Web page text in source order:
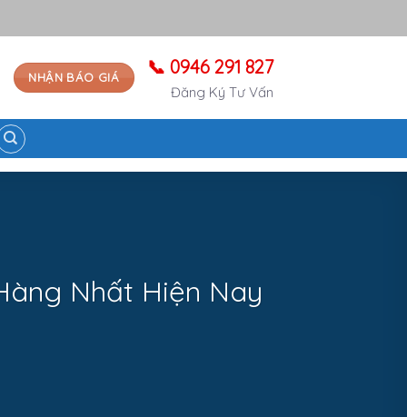
NHẬN BÁO GIÁ 📞 0946 291 827
Đăng Ký Tư Vấn
Nhất Hiện Nay